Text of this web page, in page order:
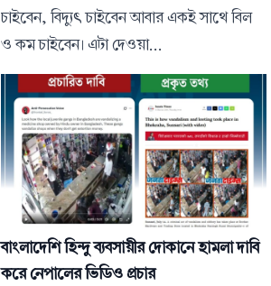
চাইবেন, বিদ্যুৎ চাইবেন আবার একই সাথে বিল
ও কম চাইবেন। এটা দেওয়া...
বাংলাদেশি হিন্দু ব্যবসায়ীর দোকানে হামলা দাবি
করে নেপালের ভিডিও প্রচার